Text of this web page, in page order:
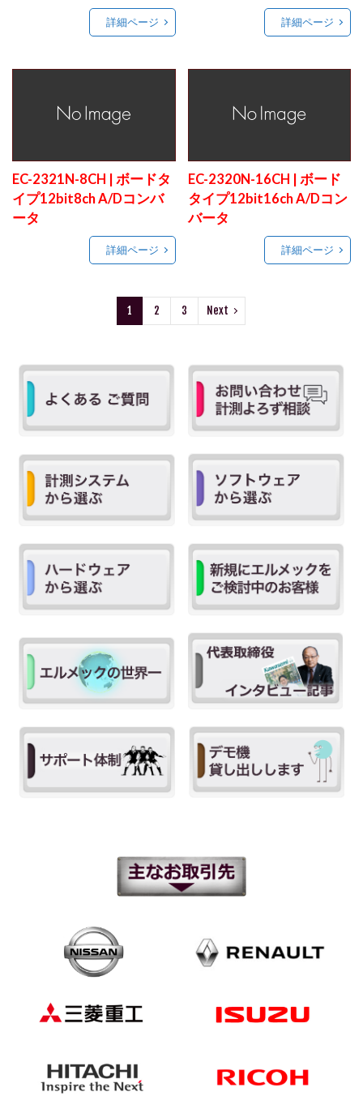
詳細ページ 詳細ページ
EC-2321N-8CH | ボードタ
イプ12bit8ch A/Dコンバ
ータ
詳細ページ
EC-2320N-16CH | ボード
タイプ12bit16ch A/Dコン
バータ
詳細ページ
1 2 3 Next